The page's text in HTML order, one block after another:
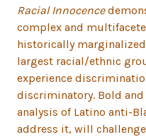
Racial Innocence
complex and
historically
largest racial/ethnic
experience
discriminatory. Bold
analysis of Latino anti-
address it, will